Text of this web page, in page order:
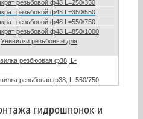
резьбовой ф48 L=250/350
резьбовой ф48 L=350/550
резьбовой ф48 L=550/750
резьбовой ф48 L=850/1000
Унивилки резьбовые для
резбюовая ф38, L-
резьбовая ф38, L-550/750
гидрошпонок и